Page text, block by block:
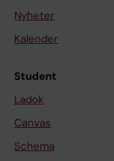
Nyheter
Kalender
Student
Ladok
Canvas
Schema